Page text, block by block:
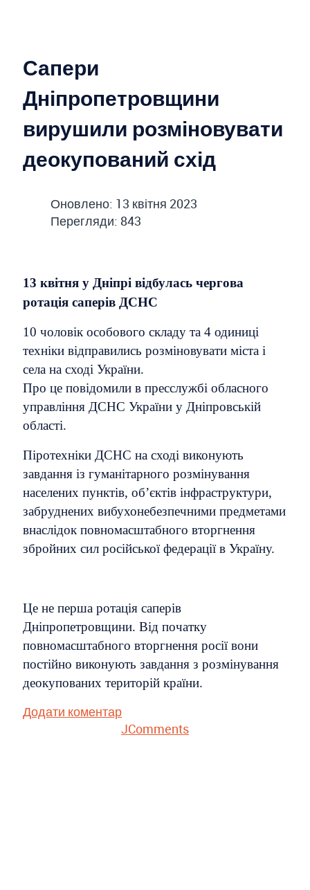
Сапери
Дніпропетровщини
вирушили розміновувати
деокупований схід
Оновлено: 13 квітня 2023
Перегляди: 843
13 квітня у Дніпрі відбулась чергова
ротація саперів ДСНС
10 чоловік особового складу та 4 одиниці
техніки відправились розміновувати міста і
села на сході України.
Про це повідомили в пресслужбі обласного
управління ДСНС України у Дніпровській
області.
Піротехніки ДСНС на сході виконують
завдання iз гуманітарного розмінування
населених пунктів, об’єктів інфраструктури,
забруднених вибухонебезпечними предметами
внаслідок повномасштабного вторгнення
збройних сил російської федерації в Україну.
Це не перша ротація саперів
Дніпропетровщини. Від початку
повномасштабного вторгнення росії вони
постійно виконують завдання з розмінування
деокупованих територій країни.
Додати коментар
JComments